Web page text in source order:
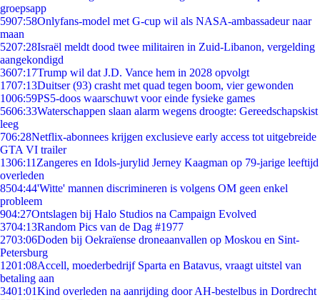
groepsapp
5907:58Onlyfans-model met G-cup wil als NASA-ambassadeur naar
maan
5207:28Israël meldt dood twee militairen in Zuid-Libanon, vergelding
aangekondigd
3607:17Trump wil dat J.D. Vance hem in 2028 opvolgt
1707:13Duitser (93) crasht met quad tegen boom, vier gewonden
1006:59PS5-doos waarschuwt voor einde fysieke games
5606:33Waterschappen slaan alarm wegens droogte: Gereedschapskist
leeg
706:28Netflix-abonnees krijgen exclusieve early access tot uitgebreide
GTA VI trailer
1306:11 Zangeres en Idols-jurylid Jerney Kaagman op 79-jarige leeftijd
overleden
8504:44'Witte' mannen discrimineren is volgens OM geen enkel
probleem
904:27Ontslagen bij Halo Studios na Campaign Evolved
3704:13Random Pics van de Dag #1977
2703:06Doden bij Oekraïense droneaanvallen op Moskou en Sint-
Petersburg
1201:08Accell, moederbedrijf Sparta en Batavus, vraagt uitstel van
betaling aan
3401:01Kind overleden na aanrijding door AH-bestelbus in Dordrecht